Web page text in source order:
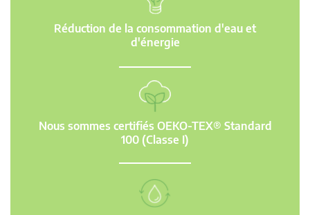
Réduction de la consommation d'eau et
d'énergie
Nous sommes certifiés OEKO-TEX® Standard
100 (Classe I)